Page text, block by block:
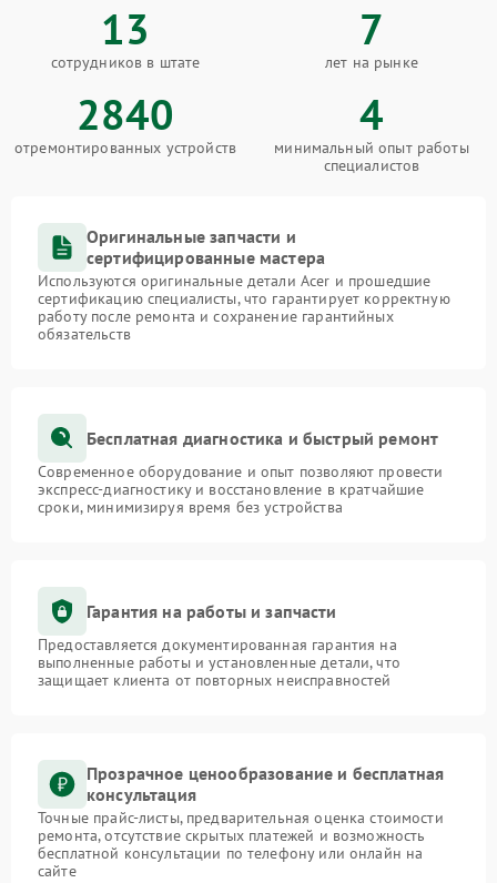
13
сотрудников в штате
7
лет на рынке
2840
отремонтированных устройств
4
минимальный опыт работы
специалистов
Оригинальные запчасти и
сертифицированные мастера
Используются оригинальные детали Acer и прошедшие
сертификацию специалисты, что гарантирует корректную
работу после ремонта и сохранение гарантийных
обязательств
Бесплатная диагностика и быстрый ремонт
Современное оборудование и опыт позволяют провести
экспресс-диагностику и восстановление в кратчайшие
сроки, минимизируя время без устройства
Гарантия на работы и запчасти
Предоставляется документированная гарантия на
выполненные работы и установленные детали, что
защищает клиента от повторных неисправностей
Прозрачное ценообразование и бесплатная
консультация
Точные прайс-листы, предварительная оценка стоимости
ремонта, отсутствие скрытых платежей и возможность
бесплатной консультации по телефону или онлайн на
сайте